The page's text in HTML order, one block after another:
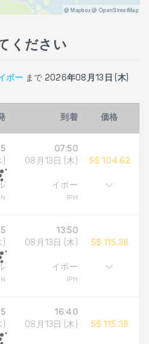
@ Mapbox @ OpenStreetMap
ください
ポー まで 2026年08月13日 (木)
到着 価格
)
07:50
08月13日 (木)
イポー
IPH
S$ 104.62
)
13:50
08月13日 (木)
イポー
IPH
S$ 115.38
)
16:40
08月13日 (木)
S$ 115.38